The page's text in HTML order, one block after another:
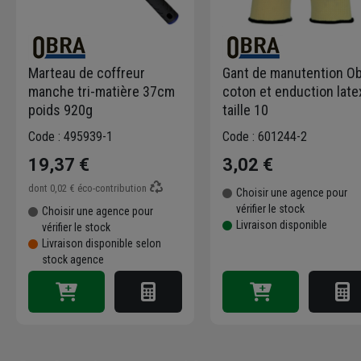
Marteau de coffreur
manche tri-matière 37cm
poids 920g
Code : 495939-1
19,37 €
dont 0,02 € éco-contribution
Choisir une agence pour
vérifier le stock
Livraison disponible selon
stock agence
Gant de manutention
coton et enduction
taille 10
Code : 601244-2
3,02 €
Choisir une agence pour
vérifier le stock
Livraison disponible